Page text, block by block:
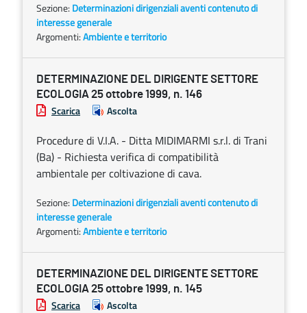
Sezione: Determinazioni dirigenziali aventi contenuto di
interesse generale
Argomenti:Ambiente e territorio
DETERMINAZIONE DEL DIRIGENTE SETTORE
ECOLOGIA 25 ottobre 1999, n. 146
Scarica Ascolta
Procedure di V.I.A. - Ditta MIDIMARMI s.r.l. di Trani
(Ba) - Richiesta verifica di compatibilità
ambientale per coltivazione di cava.
Sezione: Determinazioni dirigenziali aventi contenuto di
interesse generale
Argomenti:Ambiente e territorio
DETERMINAZIONE DEL DIRIGENTE SETTORE
ECOLOGIA 25 ottobre 1999, n. 145
Scarica Ascolta